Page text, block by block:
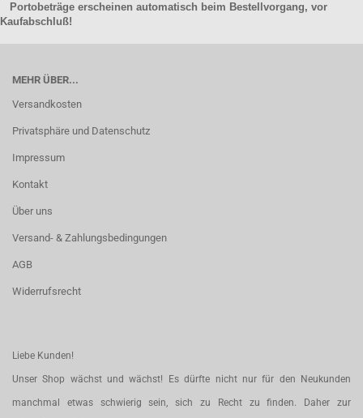
Portobeträge erscheinen automatisch beim Bestellvorgang, vor
Kaufabschluß!
MEHR ÜBER...
Versandkosten
Privatsphäre und Datenschutz
Impressum
Kontakt
Über uns
Versand- & Zahlungsbedingungen
AGB
Widerrufsrecht
Liebe Kunden!
Unser Shop wächst und wächst! Es dürfte nicht nur für den Neukunden
manchmal etwas schwierig sein, sich zu Recht zu finden. Daher zur